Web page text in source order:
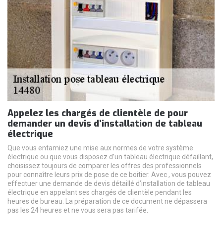
Appelez les chargés de clientèle de pour
demander un devis d’installation de tableau
électrique
Que vous entamiez une mise aux normes de votre système
électrique ou que vous disposez d’un tableau électrique défaillant,
choisissez toujours de comparer les offres des professionnels
pour connaître leurs prix de pose de ce boitier. Avec , vous pouvez
effectuer une demande de devis détaillé d’installation de tableau
électrique en appelant ses chargés de clientèle pendant les
heures de bureau. La préparation de ce document ne dépassera
pas les 24 heures et ne vous sera pas tarifée.